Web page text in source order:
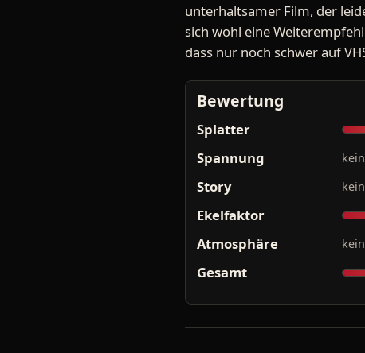
unterhaltsamer Film, der
sich wohl eine
dass nur noch schwer auf
Bewertung
Splatter
Spannung
Story
Ekelfaktor
Atmosphäre
Gesamt